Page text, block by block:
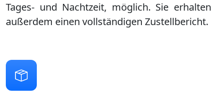
Tages- und Nachtzeit, möglich. Sie erhalten
außerdem einen vollständigen Zustellbericht.